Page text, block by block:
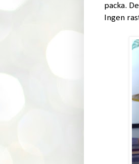
packa.
Ingen